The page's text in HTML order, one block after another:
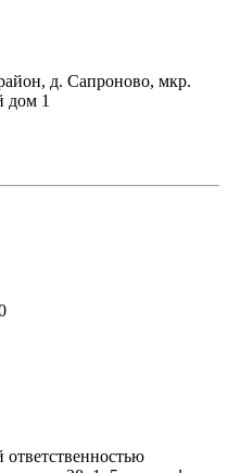
д. Сапроново, мкр.
дом 1